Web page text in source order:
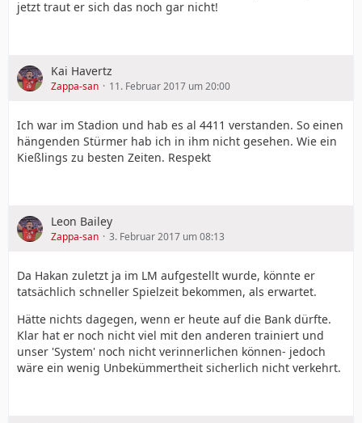
jetzt traut er sich das noch gar nicht!
Kai Havertz
Zappa-san 11. Februar 2017 um 20:00
Ich war im Stadion und hab es al 4411 verstanden. So einen
hängenden Stürmer hab ich in ihm nicht gesehen. Wie ein
Kießlings zu besten Zeiten. Respekt
Leon Bailey
Zappa-san 3. Februar 2017 um 08:13
Da Hakan zuletzt ja im LM aufgestellt wurde, könnte er
tatsächlich schneller Spielzeit bekommen, als erwartet.
Hätte nichts dagegen, wenn er heute auf die Bank dürfte.
Klar hat er noch nicht viel mit den anderen trainiert und
unser 'System' noch nicht verinnerlichen können- jedoch
wäre ein wenig Unbekümmertheit sicherlich nicht verkehrt.